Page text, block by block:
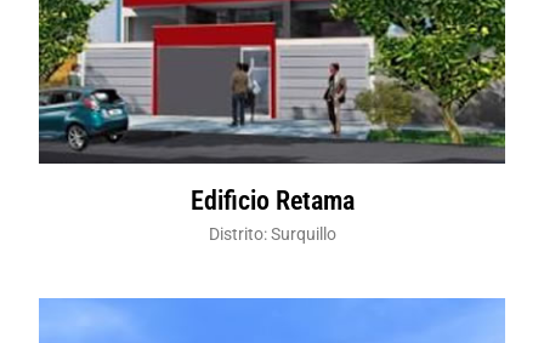
Edificio Retama
Distrito: Surquillo